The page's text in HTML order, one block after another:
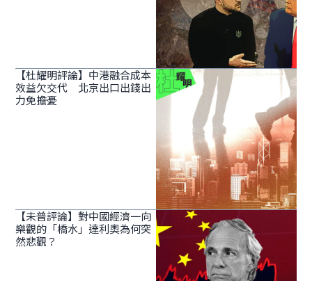
【杜耀明評論】中港融合成本
效益欠交代 北京出口出錢出
力免擔憂
【未普評論】對中國經濟一向
樂觀的「橋水」達利奧為何突
然悲觀？